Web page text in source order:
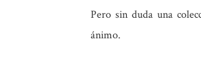
Pero sin duda una
ánimo.